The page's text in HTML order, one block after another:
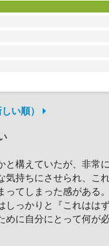
い順）
と構えていたが、非常
持ちにさせられ、こ
てしまった感がある。
しっかりと『これはは
めに自分にとって何が